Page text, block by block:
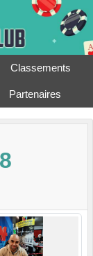
Classements
Partenaires